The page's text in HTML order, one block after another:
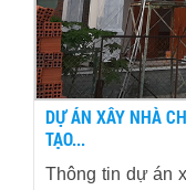
DỰ ÁN XÂY NHÀ
TẠO...
Thông tin dự án